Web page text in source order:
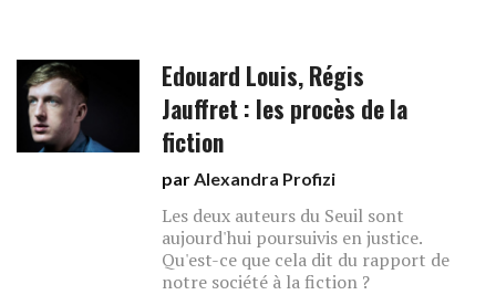
Edouard Louis, Régis
Jauffret : les procès de la
fiction
parAlexandra Profizi
Les deux auteurs du Seuil sont
aujourd'hui poursuivis en justice.
Qu'est-ce que cela dit du rapport de
notre société à la fiction ?